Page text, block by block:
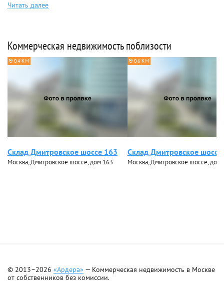
Читать далее
Коммерческая недвижимость поблизости
0.4 КМ
Склад Дмитровское шоссе 163
Москва, Дмитровское шоссе, дом 163
0.6 КМ
Склад Дмитровское
Москва, Дмитровское шоссе, дом
© 2013–2026 «Ардера» — Коммерческая недвижимость в Москве
от собственников без комиссии.